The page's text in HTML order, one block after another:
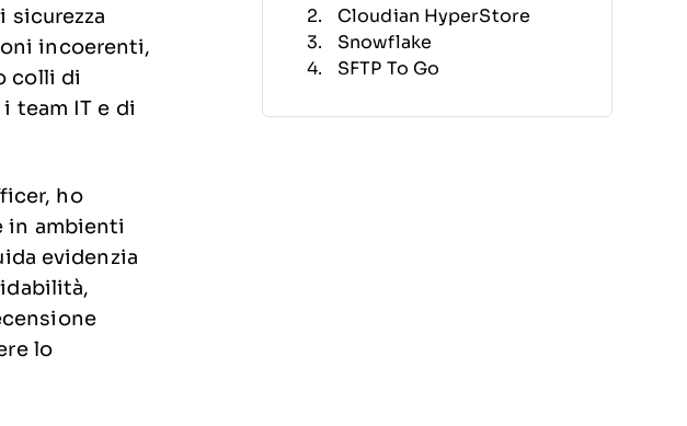
sicurezza
incoerenti,
colli di
team IT e di
ho
in ambienti
evidenzia
lo
Cloudian HyperStore
Snowflake
SFTP To Go
Google Cloud BigQuery